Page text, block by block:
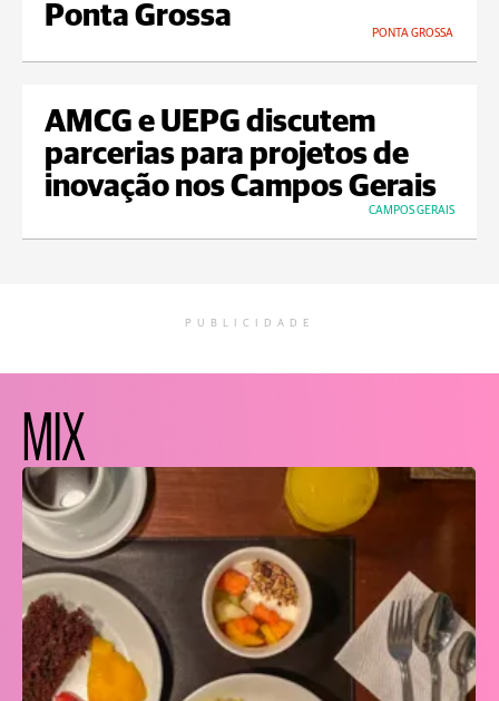
Ponta Grossa
PONTA GROSSA
AMCG e UEPG discutem
parcerias para projetos de
inovação nos Campos Gerais
CAMPOS GERAIS
PUBLICIDADE
MIX